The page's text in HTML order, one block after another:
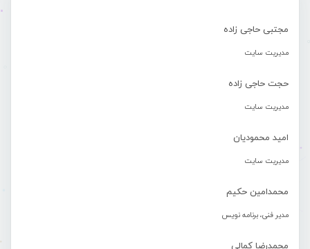
مجتبی حاجی زاده
مدیریت سایت
حجت حاجی زاده
مدیریت سایت
امید محمودیان
مدیریت سایت
محمدامین حکیم
مدیر فنی، برنامه نویس
محمدرضا کمالی